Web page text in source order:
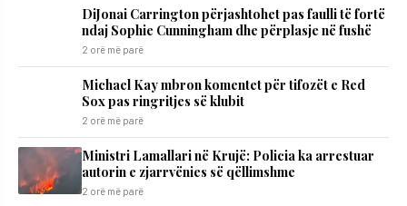
DiJonai Carrington përjashtohet pas faulli të fortë
ndaj Sophie Cunningham dhe përplasje në fushë
2 orë më parë
Michael Kay mbron komentet për tifozët e Red
Sox pas ringritjes së klubit
2 orë më parë
Ministri Lamallari në Krujë: Policia ka arrestuar
autorin e zjarrvënies së qëllimshme
2 orë më parë